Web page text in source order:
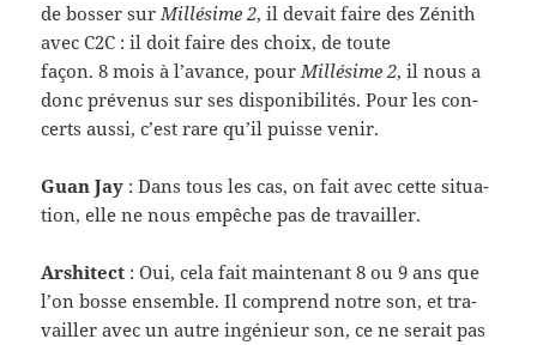
de bosser surMil­lésime 2, il devait faire des Zénith
avec C2C : il doit faire des choix, de toute
façon. 8 mois à l’avance, pourMil­lésime 2, il nous a
donc prévenus sur ses disponi­bil­ités. Pour les con­
certs aussi, c’est rare qu’il puisse venir.
Guan Jay : Dans tous les cas, on fait avec cette sit­u­a­
tion, elle ne nous empêche pas de travailler.
Arshi­tect : Oui, cela fait main­tenant 8 ou 9 ans que
l’on bosse ensem­ble. Il com­prend notre son, et tra­
vailler avec un autre ingénieur son, ce ne serait pas